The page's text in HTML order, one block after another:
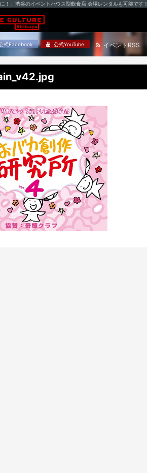
！」渋谷のイベントハウス型飲食店 会場レンタルも可能です！
式Facebook 公式YouTube イベントRSS